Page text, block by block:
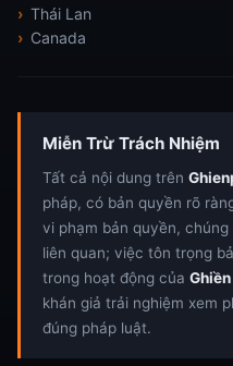
Thái Lan
Canada
Miễn Trừ Trách Nhiệm
Tất cả nội dung trên
pháp, có bản quyền rõ
vi phạm bản quyền,
liên quan; việc tôn trọng
trong hoạt động của
khán giả trải nghiệm xem
đúng pháp luật.